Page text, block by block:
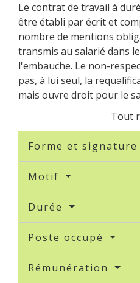
Le contrat de travail à
être établi par écrit et
nombre de mentions
transmis au salarié dans
l'embauche. Le non-
pas, à lui seul, la
mais ouvre droit pour le
Tout
Forme et
Motif
Durée
Poste occupé
Rémunération